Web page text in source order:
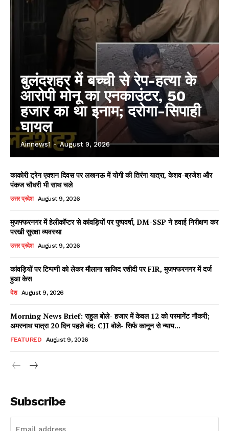
Facebook
X WhatsApp
Read Latest News on AIN
बुलंदशहर में बच्ची से रेप-हत्या के
आरोपी मोनू का एनकाउंटर, 50
हजार का था इनाम; दरोगा-सिपाही
घायल
Ainnews1 - August 9, 2026
काकोरी ट्रेन एक्शन दिवस पर लखनऊ में योगी की तिरंगा यात्रा, केशव-ब्रजेश और
पंकज चौधरी भी साथ चले
उत्तर प्रदेश August 9, 2026
मुजफ्फरनगर में हेलीकॉप्टर से कांवड़ियों पर पुष्पवर्षा, DM-SSP ने हवाई निरीक्षण कर
परखी सुरक्षा व्यवस्था
उत्तर प्रदेश August 9, 2026
कांवड़ियों पर टिप्पणी को लेकर मौलाना साजिद रशीदी पर FIR, मुजफ्फरनगर में दर्ज
हुआ केस
देश August 9, 2026
Morning News Brief: राहुल बोले- हजार में केवल 12 को परमानेंट नौकरी;
अमरनाथ यात्रा 20 दिन पहले बंद: CJI बोले- सिर्फ कानून से न्याय...
FEATURED August 9, 2026
Subscribe